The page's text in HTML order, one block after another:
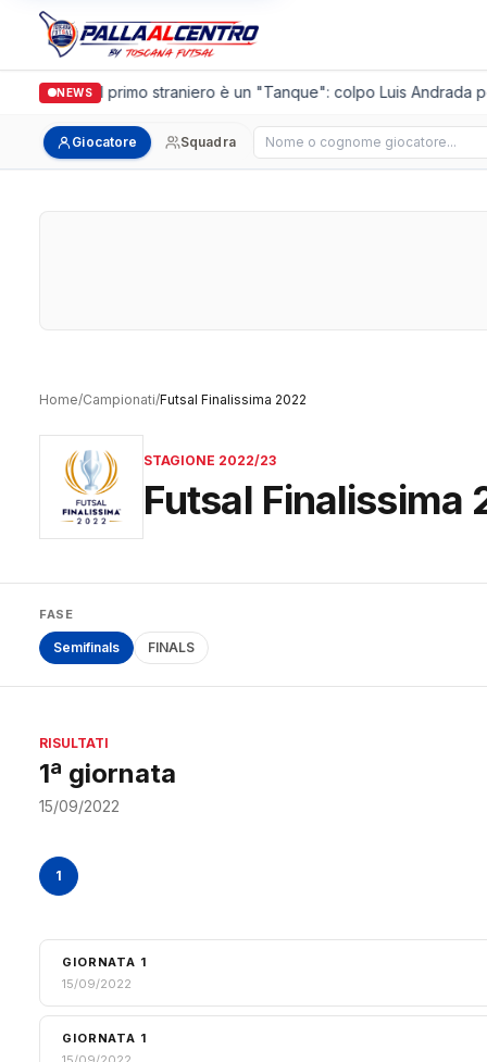
NEWS
Casalguidi, il primo straniero è un "Tanque": colpo Luis Andrada
Giocatore Squadra Cerca giocatore
Home/Campionati/Futsal Finalissima 2022
STAGIONE 2022/23
Futsal Finalissima
FASE
Semifinals FINALS
RISULTATI
1ª giornata
15/09/2022
1
GIORNATA 1
15/09/2022
GIORNATA 1